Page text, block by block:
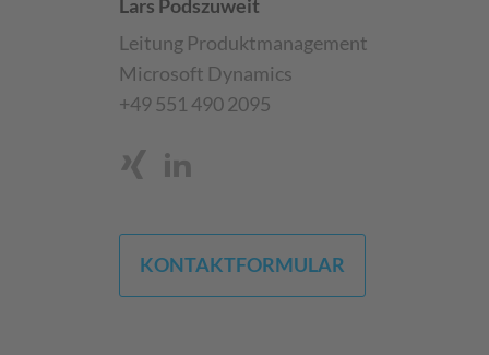
Lars Podszuweit
Leitung Produktmanagement
Microsoft Dynamics
+49 551 490 2095
KONTAKTFORMULAR